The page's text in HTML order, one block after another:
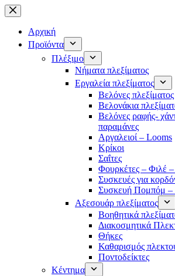
Μετάβαση
στο
περιεχόμενο
Αρχική
Προϊόντα
Πλέξιμο
Νήματα πλεξίματος
Εργαλεία πλεξίματος
Βελόνες πλεξίματος
Βελονάκια
Βελόνες ραφής-
παραμάνες
Αργαλειοί – Looms
Κρίκοι
Σαΐτες
Φουρκέτες – Φιλέ –
Συσκευές για
Συσκευή Πομπόμ –
Αξεσουάρ πλεξίματος
Βοηθητικά
Διακοσμητικά
Θήκες
Καθαρισμός
Ποντοδείκτες
Κέντημα